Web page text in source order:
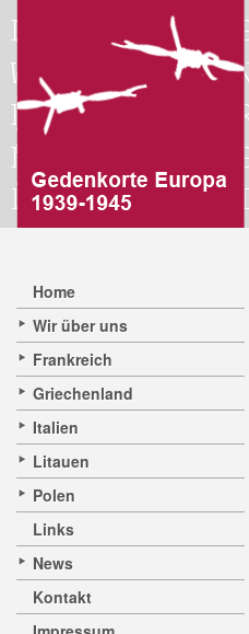
Home
Wir über uns
Frankreich
Griechenland
Italien
Litauen
Polen
Links
News
Kontakt